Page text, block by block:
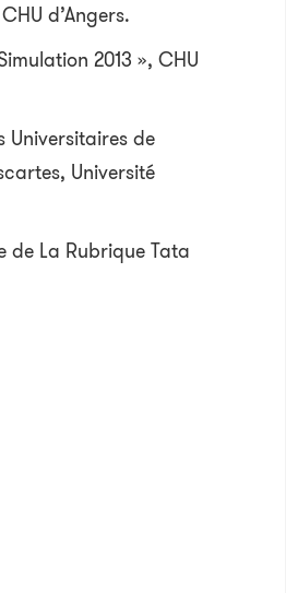
d’Angers.
2013 », CHU
Universitaires de
Université
La Rubrique Tata